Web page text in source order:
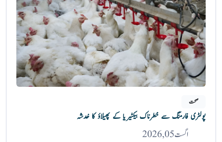
صحت
پولٹری فارمنگ سے خطرناک بیکٹیریا کے پھیلاؤ کا خدشہ
اگست 05, 2026